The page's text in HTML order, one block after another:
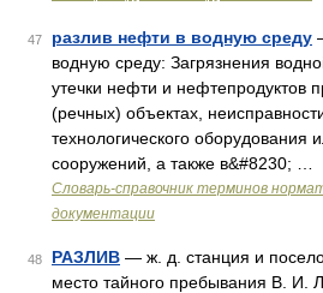
47 разлив нефти в водную среду
водную среду: Загрязнения
утечки нефти и нефтепродуктов
(речных) объектах,
технологического оборудования
сооружений, а также в&#8230; …
Словарь-справочник терминов
документации
48 РАЗЛИВ — ж. д. станция и
место тайного пребывания В. И.